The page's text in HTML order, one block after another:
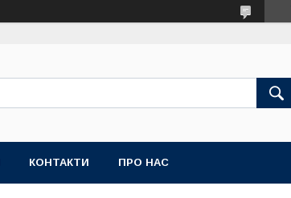
КОНТАКТИ ПРО НАС